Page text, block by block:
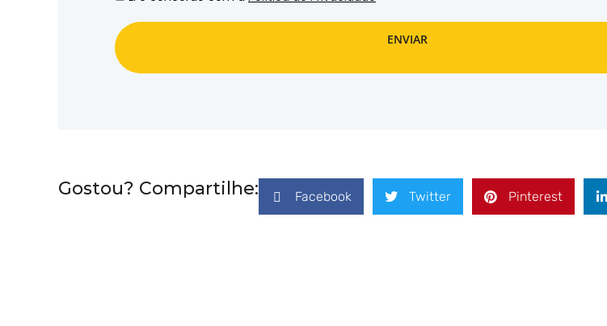
ENVIAR
Gostou? Compartilhe: Facebook Twitter Pinterest